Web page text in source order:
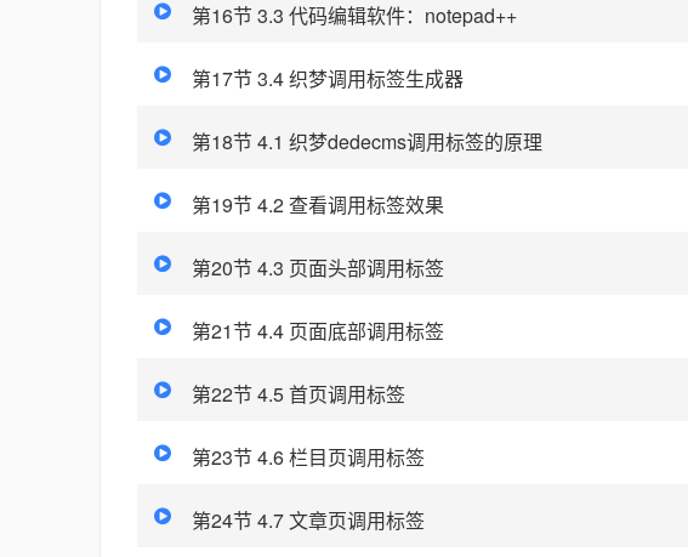
第16节 3.3 代码编辑软件：notepad++
第17节 3.4 织梦调用标签生成器
第18节 4.1 织梦dedecms调用标签的原理
第19节 4.2 查看调用标签效果
第20节 4.3 页面头部调用标签
第21节 4.4 页面底部调用标签
第22节 4.5 首页调用标签
第23节 4.6 栏目页调用标签
第24节 4.7 文章页调用标签